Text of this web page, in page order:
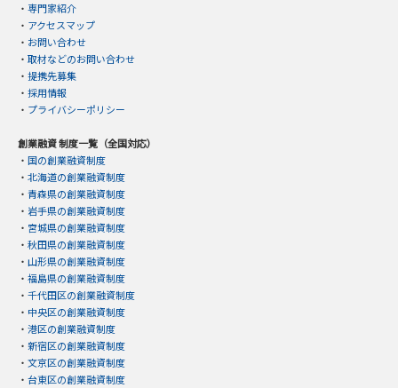
・ 専門家紹介
・ アクセスマップ
・ お問い合わせ
・ 取材などのお問い合わせ
・ 提携先募集
・ 採用情報
・ プライバシーポリシー
創業融資 制度一覧（全国対応）
・ 国の創業融資制度
・ 北海道の創業融資制度
・ 青森県の創業融資制度
・ 岩手県の創業融資制度
・ 宮城県の創業融資制度
・ 秋田県の創業融資制度
・ 山形県の創業融資制度
・ 福島県の創業融資制度
・ 千代田区の創業融資制度
・ 中央区の創業融資制度
・ 港区の創業融資制度
・ 新宿区の創業融資制度
・ 文京区の創業融資制度
・ 台東区の創業融資制度